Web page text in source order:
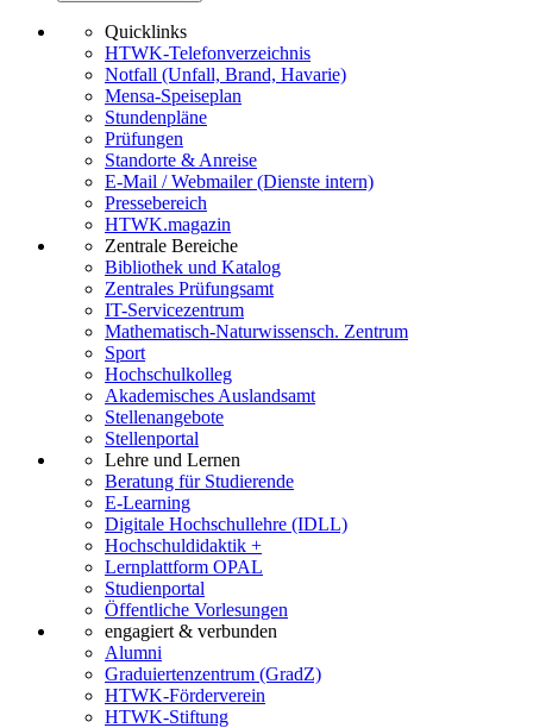
Quicklinks
HTWK-Telefonverzeichnis
Notfall (Unfall, Brand, Havarie)
Mensa-Speiseplan
Stundenpläne
Prüfungen
Standorte & Anreise
E-Mail / Webmailer (Dienste intern)
Pressebereich
HTWK.magazin
Zentrale Bereiche
Bibliothek und Katalog
Zentrales Prüfungsamt
IT-Servicezentrum
Mathematisch-Naturwissensch. Zentrum
Sport
Hochschulkolleg
Akademisches Auslandsamt
Stellenangebote
Stellenportal
Lehre und Lernen
Beratung für Studierende
E-Learning
Digitale Hochschullehre (IDLL)
Hochschuldidaktik +
Lernplattform OPAL
Studienportal
Öffentliche Vorlesungen
engagiert & verbunden
Alumni
Graduiertenzentrum (GradZ)
HTWK-Förderverein
HTWK-Stiftung